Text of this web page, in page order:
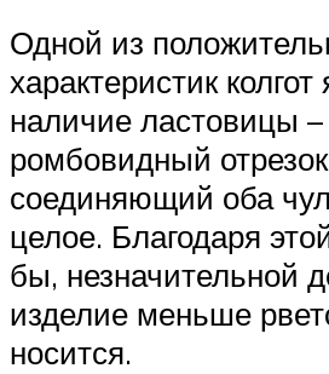
Одной из
характеристик колгот
наличие ластовицы –
ромбовидный
соединяющий оба
целое. Благодаря
бы, незначительной
изделие меньше
носится.